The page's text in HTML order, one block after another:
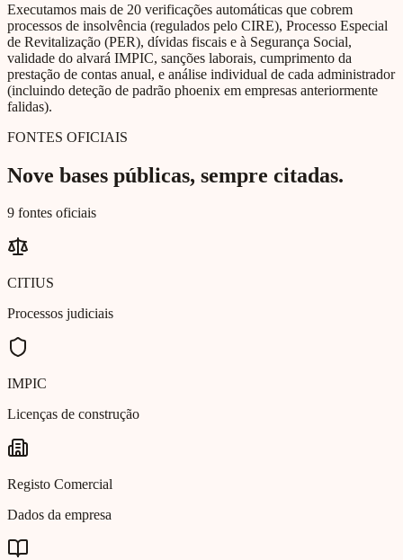
Executamos mais de 20 verificações automáticas que cobrem
processos de insolvência (regulados pelo CIRE), Processo Especial
de Revitalização (PER), dívidas fiscais e à Segurança Social,
validade do alvará IMPIC, sanções laborais, cumprimento da
prestação de contas anual, e análise individual de cada administrador
(incluindo deteção de padrão phoenix em empresas anteriormente
falidas).
FONTES OFICIAIS
Nove bases públicas, sempre citadas.
9 fontes oficiais
CITIUS
Processos judiciais
IMPIC
Licenças de construção
Registo Comercial
Dados da empresa